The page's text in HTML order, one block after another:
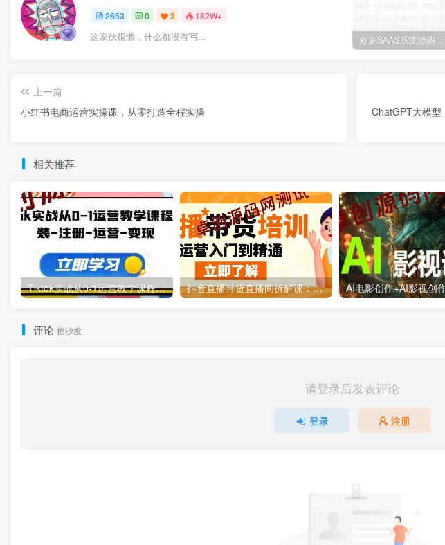
2653 0 3 182W+
这家伙很懒，什么都没有写... 短剧SAAS系统源码｜多端分销+云存储+多租户架构
上一篇
小红书电商运营实操课，​从零打造全程实操
ChatGPT大模
相关推荐
Tiktok实战从0-1运营教学课程，安装-注册-运营-变现 抖音直播带货直播间拆解课：从起号到稳定运营的系统讲解
评论 抢沙发
请登录后发表评论
登录 注册